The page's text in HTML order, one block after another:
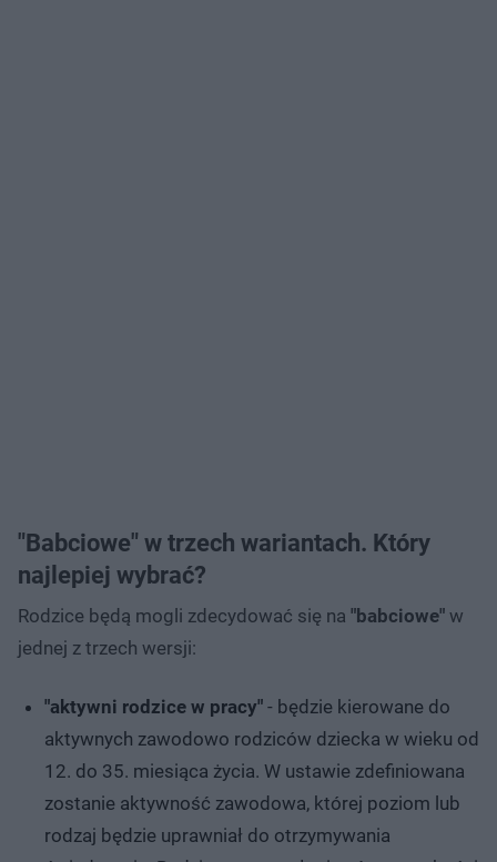
"Babciowe" w trzech wariantach. Który
najlepiej wybrać?
Rodzice będą mogli zdecydować się na "babciowe" w
jednej z trzech wersji:
"aktywni rodzice w pracy" - będzie kierowane do
aktywnych zawodowo rodziców dziecka w wieku od
12. do 35. miesiąca życia. W ustawie zdefiniowana
zostanie aktywność zawodowa, której poziom lub
rodzaj będzie uprawniał do otrzymywania